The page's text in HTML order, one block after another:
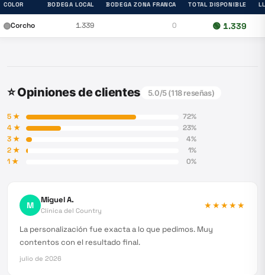
COLOR BODEGA LOCAL BODEGA ZONA FRANCA TOTAL DISPONIBLE
Corcho 1.339 0 🟢 1.339
⭐ Opiniones de clientes 5.0/5 (118reseñas)
5★ 72%
4★ 23%
3★ 4%
2★ 1%
1★ 0%
M Miguel A.
Clínica del Country
★★★★★
La personalización fue exacta a lo que pedimos. Muy
contentos con el resultado final.
julio de 2026